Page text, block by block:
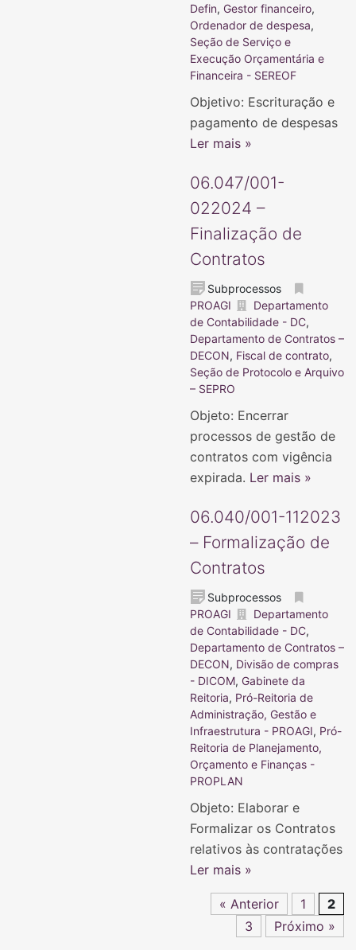
Defin, Gestor financeiro,
Ordenador de despesa,
Seção de Serviço e
Execução Orçamentária e
Financeira - SEREOF
Objetivo: Escrituração e
pagamento de despesas
Ler mais »
06.047/001-
022024 –
Finalização de
Contratos
Subprocessos
PROAGI
Departamento
de Contabilidade - DC,
Departamento de Contratos –
DECON, Fiscal de contrato,
Seção de Protocolo e Arquivo
– SEPRO
Objeto: Encerrar
processos de gestão de
contratos com vigência
expirada. Ler mais »
06.040/001-112023
– Formalização de
Contratos
Subprocessos
PROAGI
Departamento
de Contabilidade - DC,
Departamento de Contratos –
DECON, Divisão de compras
- DICOM, Gabinete da
Reitoria, Pró-Reitoria de
Administração, Gestão e
Infraestrutura - PROAGI, Pró-
Reitoria de Planejamento,
Orçamento e Finanças -
PROPLAN
Objeto: Elaborar e
Formalizar os Contratos
relativos às contratações
Ler mais »
« Anterior 1
2
3
Próximo »